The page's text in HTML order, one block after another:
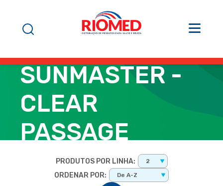
SUNMASTER -
CLEAR
PASSAGE
PRODUTOS POR LINHA: 2
ORDENAR POR: De A-Z